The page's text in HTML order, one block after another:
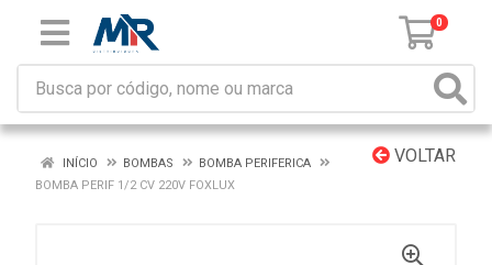
0
VOLTAR
INÍCIO BOMBAS
BOMBA PERIFERICA
BOMBA PERIF 1/2 CV 220V FOXLUX